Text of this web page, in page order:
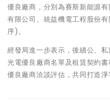
優良廠商，分別為賽斯新能源
有限公司、統益機電工程股份
序)。
經發局進一步表示，後續公、
光電優良廠商名單及租賃契約
優良廠商洽談評估，共同打造淨